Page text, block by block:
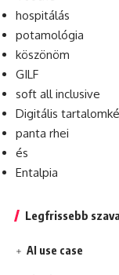
hospitálás
potamológia
köszönöm
GILF
soft all inclusive
Digitális
panta rhei
és
Entalpia
Legfrissebb
AI use case